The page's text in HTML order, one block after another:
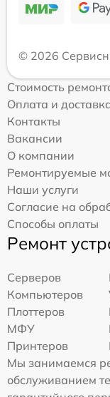
© 2026
Стоимость
Оплата и
Контакты
Вакансии
О компании
Ремонтируемые
Наши услуги
Согласие на
Способы оплаты
Ремонт
Серверов
Компьютеров
Плоттеров
МФУ
Принтеров
Мы занимаемся
обслуживанием